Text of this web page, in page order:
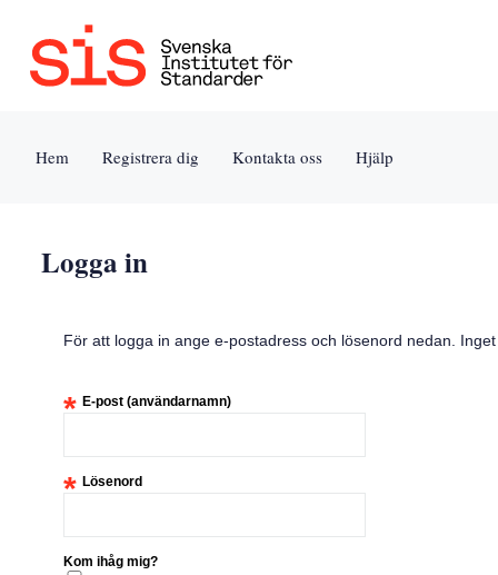
Jump
Hem Registrera dig Kontakta oss Hjälp
Logga in
För att logga in ange e-postadress och lösenord nedan.
* E-post (användarnamn)
* Lösenord
Kom ihåg mig?